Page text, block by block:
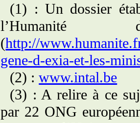
(1) : Un dossier
l’Humanité
(http://
gene-d-exia-et-les-
(2) :www.intal.be
(3) : A relire à ce
par 22 ONG